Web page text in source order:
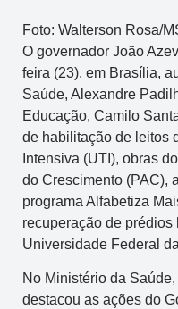
Foto: Walterson Rosa/
O governador João
feira (23), em Brasília,
Saúde, Alexandre
Educação, Camilo
de habilitação de leitos
Intensiva (UTI), obras
do Crescimento (PAC),
programa Alfabetiza
recuperação de
Universidade Federal
No Ministério da
destacou as ações do